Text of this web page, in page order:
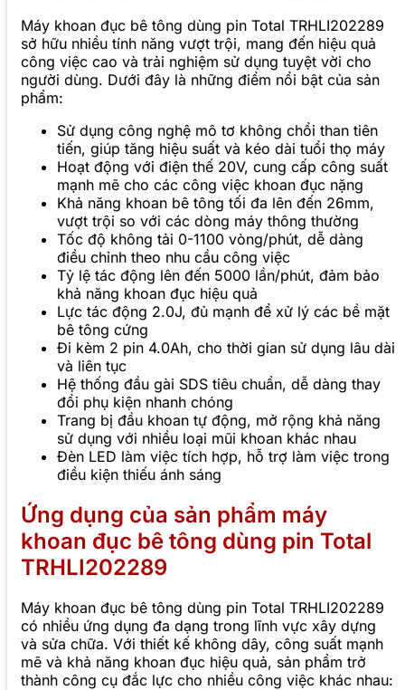
Máy khoan đục bê tông dùng pin Total TRHLI202289
sở hữu nhiều tính năng vượt trội, mang đến hiệu quả
công việc cao và trải nghiệm sử dụng tuyệt vời cho
người dùng. Dưới đây là những điểm nổi bật của sản
phẩm:
Sử dụng công nghệ mô tơ không chổi than tiên
tiến, giúp tăng hiệu suất và kéo dài tuổi thọ máy
Hoạt động với điện thế 20V, cung cấp công suất
mạnh mẽ cho các công việc khoan đục nặng
Khả năng khoan bê tông tối đa lên đến 26mm,
vượt trội so với các dòng máy thông thường
Tốc độ không tải 0-1100 vòng/phút, dễ dàng
điều chỉnh theo nhu cầu công việc
Tỷ lệ tác động lên đến 5000 lần/phút, đảm bảo
khả năng khoan đục hiệu quả
Lực tác động 2.0J, đủ mạnh để xử lý các bề mặt
bê tông cứng
Đi kèm 2 pin 4.0Ah, cho thời gian sử dụng lâu dài
và liên tục
Hệ thống đầu gài SDS tiêu chuẩn, dễ dàng thay
đổi phụ kiện nhanh chóng
Trang bị đầu khoan tự động, mở rộng khả năng
sử dụng với nhiều loại mũi khoan khác nhau
Đèn LED làm việc tích hợp, hỗ trợ làm việc trong
điều kiện thiếu ánh sáng
Ứng dụng của sản phẩm máy
khoan đục bê tông dùng pin Total
TRHLI202289
Máy khoan đục bê tông dùng pin Total TRHLI202289
có nhiều ứng dụng đa dạng trong lĩnh vực xây dựng
và sửa chữa. Với thiết kế không dây, công suất mạnh
mẽ và khả năng khoan đục hiệu quả, sản phẩm trở
thành công cụ đắc lực cho nhiều công việc khác nhau: